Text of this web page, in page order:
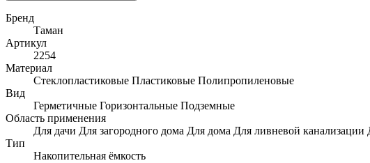
Бренд
Таман
Артикул
2254
Материал
Стеклопластиковые Пластиковые Полипропиленовые
Вид
Герметичные Горизонтальные Подземные
Область применения
Для дачи Для загородного дома Для дома Для ливневой канализации
Тип
Накопительная ёмкость